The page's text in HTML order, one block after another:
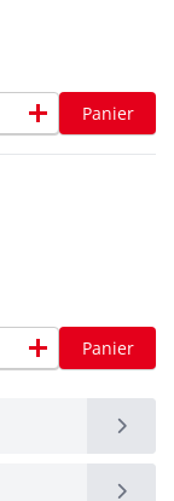
add Panier
add Panier